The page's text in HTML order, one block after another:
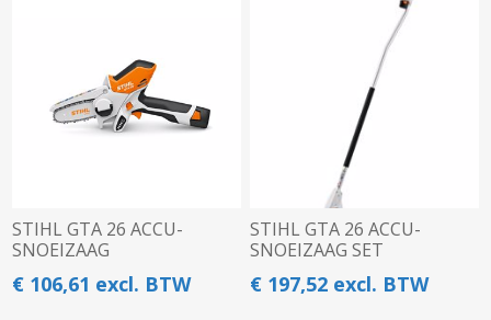
STIHL GTA 26 ACCU-
SNOEIZAAG
€ 106,61 excl. BTW
STIHL GTA 26 ACCU-
SNOEIZAAG SET
€ 197,52 excl. BTW